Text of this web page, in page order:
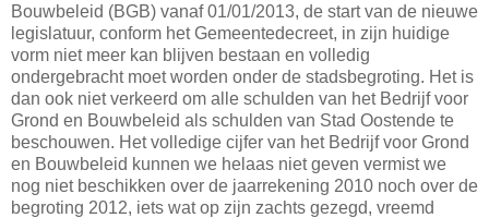
Bouwbeleid (BGB) vanaf 01/01/2013, de start van de nieuwe
legislatuur, conform het Gemeentedecreet, in zijn huidige
vorm niet meer kan blijven bestaan en volledig
ondergebracht moet worden onder de stadsbegroting. Het is
dan ook niet verkeerd om alle schulden van het Bedrijf voor
Grond en Bouwbeleid als schulden van Stad Oostende te
beschouwen. Het volledige cijfer van het Bedrijf voor Grond
en Bouwbeleid kunnen we helaas niet geven vermist we
nog niet beschikken over de jaarrekening 2010 noch over de
begroting 2012, iets wat op zijn zachts gezegd, vreemd